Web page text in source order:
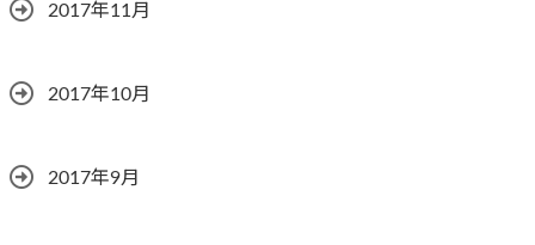
2017年11月
2017年10月
2017年9月